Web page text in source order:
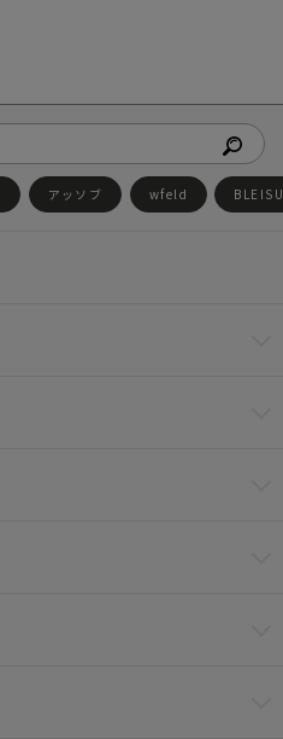
アッソブ wfeld